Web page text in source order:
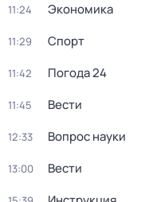
11:24 Экономика
11:29 Спорт
11:42 Погода 24
11:45 Вести
12:33 Вопрос науки
13:00 Вести